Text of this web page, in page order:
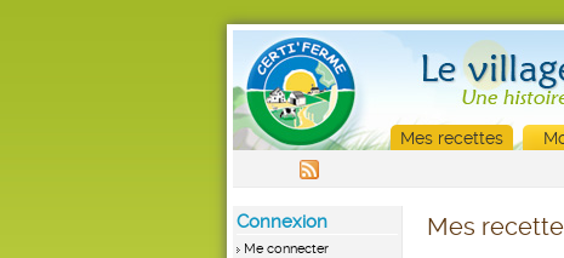
Mes recettes
Connexion
Me connecter
Mes